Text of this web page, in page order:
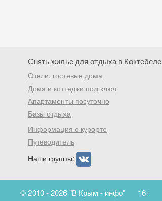
Снять жилье для отдыха в Коктебеле
Отели, гостевые дома
Дома и коттеджи под ключ
Апартаменты посуточно
Базы отдыха
Информация о курорте
Путеводитель
Наши группы:
© 2010 - 2026 "В Крым - инфо" 16+